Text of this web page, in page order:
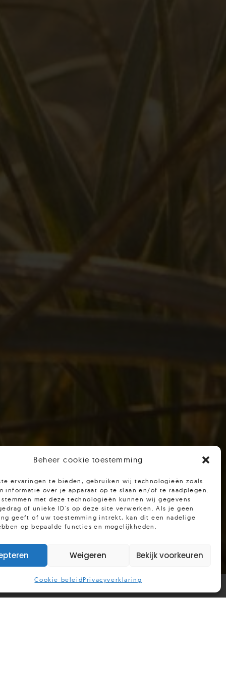
Beheer cookie toestemming
ervaringen te bieden, gebruiken wij technologieën zoals
informatie over je apparaat op te slaan en/of te raadplegen.
met deze technologieën kunnen wij gegevens
of unieke ID's op deze site verwerken. Als je geen
geeft of uw toestemming intrekt, kan dit een nadelige
op bepaalde functies en mogelijkheden.
Weigeren Bekijk voorkeuren
Cookie beleidPrivacyverklaring